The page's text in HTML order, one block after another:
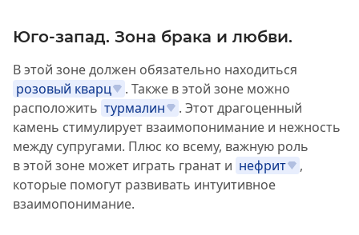
Юго-запад. Зона брака и любви.
В этой зоне должен обязательно находиться
розовый кварц
. Также в этой зоне можно
расположить турмалин
. Этот драгоценный
камень стимулирует взаимопонимание и нежность
между супругами. Плюс ко всему, важную роль
в этой зоне может играть гранат и нефрит
,
которые помогут развивать интуитивное
взаимопонимание.